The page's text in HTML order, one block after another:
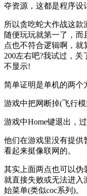
夺资源，这都是程序设
所以贪吃蛇大作战这
随便玩玩就第一了，
点也不符合逻辑啊，
200左右吧?我试过，
不显示!
简单证明是单机的两个
游戏中把网断掉(飞行
游戏中Home键退出，
他们在游戏里没有提供
看起来挺像联网的。
其实上面两点也可以伪
就直接失败或无法进
始菜单(类似coc系列)。